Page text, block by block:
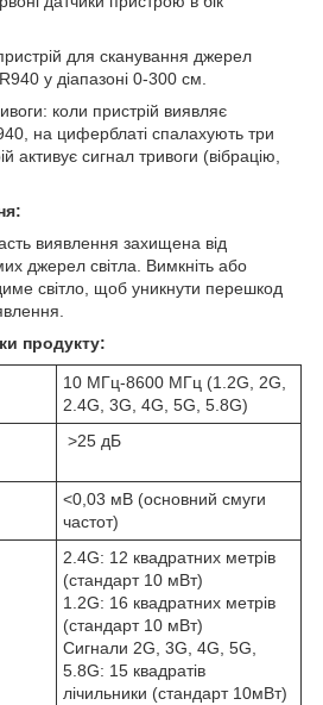
для сканування джерел
у діапазоні 0-300 см.
коли пристрій виявляє
на циферблаті спалахують три
активує сигнал тривоги (вібрацію,
виявлення захищена від
джерел світла. Вимкніть або
світло, щоб уникнути перешкод
продукту:
10 МГц-8600 МГц (1.2G, 2G,
2.4G, 3G, 4G, 5G, 5.8G)
>25 дБ
<0,03 мВ (основний смуги
частот)
2.4G: 12 квадратних метрів
(стандарт 10 мВт)
1.2G: 16 квадратних метрів
(стандарт 10 мВт)
Сигнали 2G, 3G, 4G, 5G,
5.8G: 15 квадратів
лічильники (стандарт 10мВт)